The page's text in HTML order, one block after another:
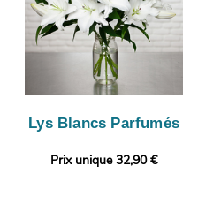
Lys Blancs Parfumés
Prix unique 32,90 €